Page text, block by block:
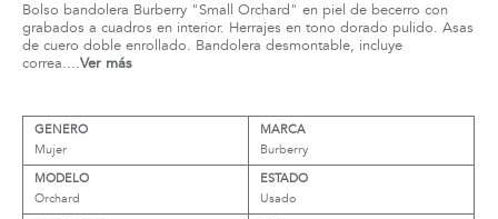
Bolso bandolera Burberry "Small Orchard" en piel de becerro con
grabados a cuadros en interior. Herrajes en tono dorado pulido. Asas
de cuero doble enrollado. Bandolera desmontable, incluye
correa....Ver más
GENERO
Mujer
MARCA
Burberry
MODELO
Orchard
ESTADO
Usado